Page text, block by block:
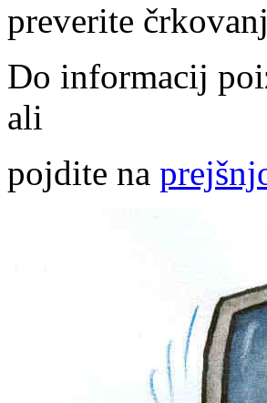
preverite
Do informacij
ali
pojdite na